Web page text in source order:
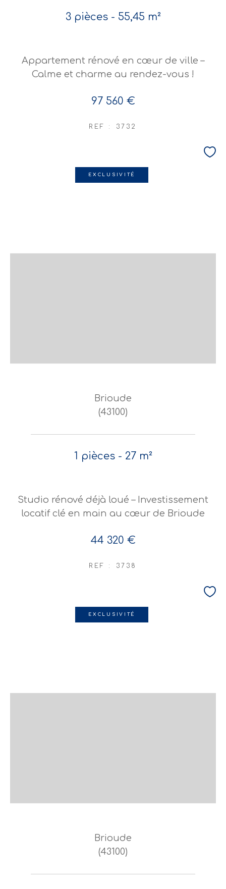
3 pièces - 55,45 m²
Appartement rénové en cœur de ville –
Calme et charme au rendez-vous !
97 560 €
REF : 3732
EXCLUSIVITÉ
Brioude
(43100)
1 pièces - 27 m²
Studio rénové déjà loué – Investissement
locatif clé en main au cœur de Brioude
44 320 €
REF : 3738
EXCLUSIVITÉ
Brioude
(43100)